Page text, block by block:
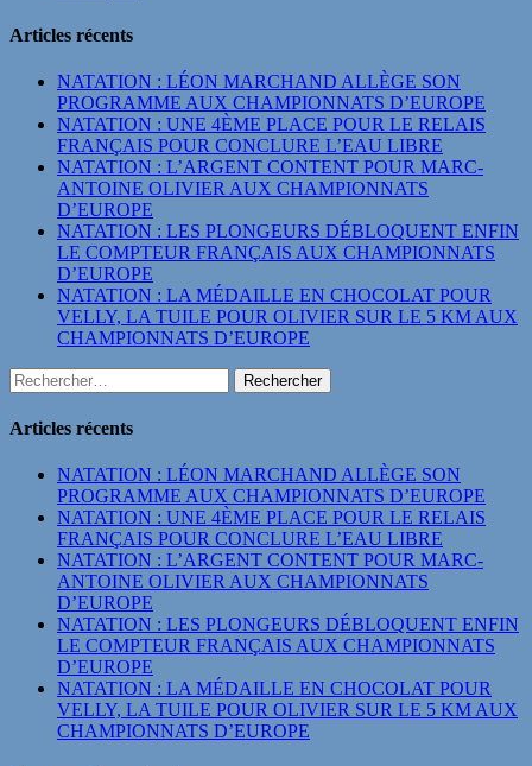
Articles récents
NATATION : LÉON MARCHAND ALLÈGE SON
PROGRAMME AUX CHAMPIONNATS D’EUROPE
NATATION : UNE 4ÈME PLACE POUR LE RELAIS
FRANÇAIS POUR CONCLURE L’EAU LIBRE
NATATION : L’ARGENT CONTENT POUR MARC-
ANTOINE OLIVIER AUX CHAMPIONNATS
D’EUROPE
NATATION : LES PLONGEURS DÉBLOQUENT ENFIN
LE COMPTEUR FRANÇAIS AUX CHAMPIONNATS
D’EUROPE
NATATION : LA MÉDAILLE EN CHOCOLAT POUR
VELLY, LA TUILE POUR OLIVIER SUR LE 5 KM AUX
CHAMPIONNATS D’EUROPE
Rechercher :
Articles récents
NATATION : LÉON MARCHAND ALLÈGE SON
PROGRAMME AUX CHAMPIONNATS D’EUROPE
NATATION : UNE 4ÈME PLACE POUR LE RELAIS
FRANÇAIS POUR CONCLURE L’EAU LIBRE
NATATION : L’ARGENT CONTENT POUR MARC-
ANTOINE OLIVIER AUX CHAMPIONNATS
D’EUROPE
NATATION : LES PLONGEURS DÉBLOQUENT ENFIN
LE COMPTEUR FRANÇAIS AUX CHAMPIONNATS
D’EUROPE
NATATION : LA MÉDAILLE EN CHOCOLAT POUR
VELLY, LA TUILE POUR OLIVIER SUR LE 5 KM AUX
CHAMPIONNATS D’EUROPE